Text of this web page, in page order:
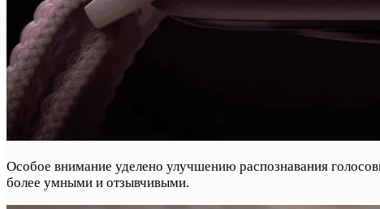
Особое внимание уделено улучшению распознавания
более умными и отзывчивыми.